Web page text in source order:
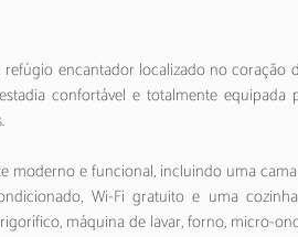
encantador localizado no coração
confortável e totalmente equipada
e funcional, incluindo uma
Wi-Fi gratuito e uma
máquina de lavar, forno, micro-